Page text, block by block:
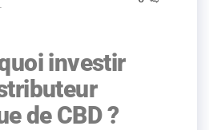
investir
de CBD ?